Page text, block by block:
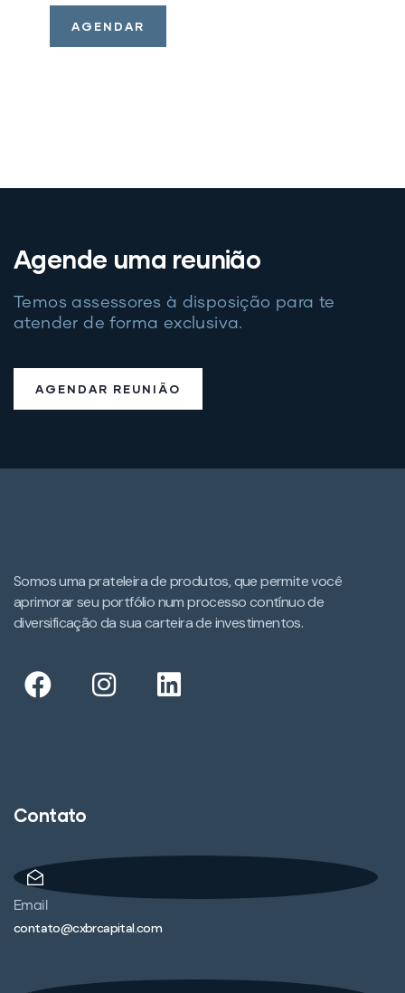
AGENDAR
Agende uma reunião
Temos assessores à disposição para te
atender de forma exclusiva.
AGENDAR REUNIÃO
Somos uma prateleira de produtos, que permite você
aprimorar seu portfólio num processo contínuo de
diversificação da sua carteira de investimentos.​
Contato
Email
contato@cxbrcapital.com